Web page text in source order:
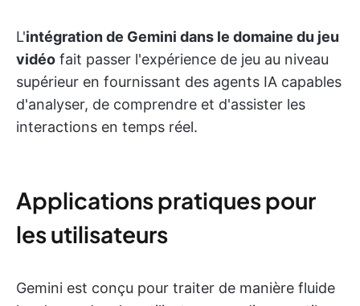
L'intégration de Gemini dans le domaine du jeu
vidéo fait passer l'expérience de jeu au niveau
supérieur en fournissant des agents IA capables
d'analyser, de comprendre et d'assister les
interactions en temps réel.
Applications pratiques pour
les utilisateurs
Gemini est conçu pour traiter de manière fluide